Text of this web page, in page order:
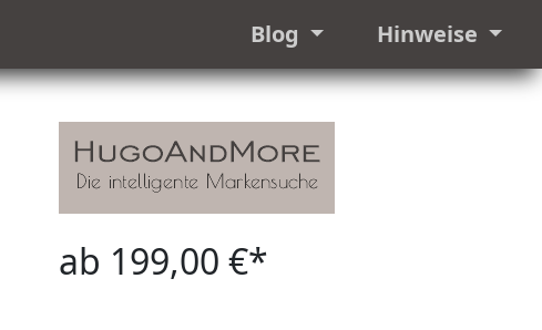
Blog Hinweise
ab 199,00 €*